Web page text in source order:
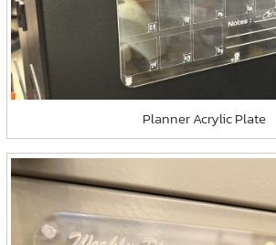
Planner Acrylic Plate